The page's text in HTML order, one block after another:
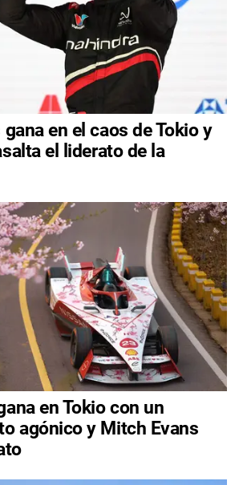
en el caos de Tokio y
el liderato de la
en Tokio con un
agónico y Mitch Evans